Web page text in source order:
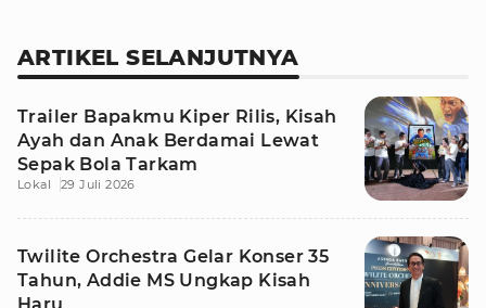
ARTIKEL SELANJUTNYA
Trailer Bapakmu Kiper Rilis, Kisah
Ayah dan Anak Berdamai Lewat
Sepak Bola Tarkam
Lokal 29 Juli 2026
Twilite Orchestra Gelar Konser 35
Tahun, Addie MS Ungkap Kisah